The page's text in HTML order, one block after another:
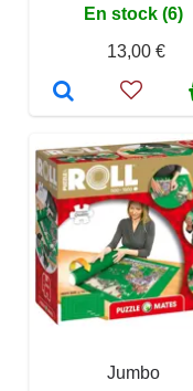
En stock (6)
13,00 €
Jumbo